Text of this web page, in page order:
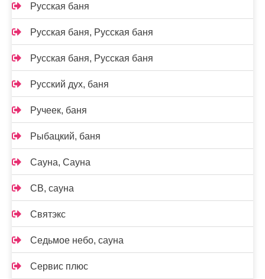
Русская баня
Русская баня, Русская баня
Русская баня, Русская баня
Русский дух, баня
Ручеек, баня
Рыбацкий, баня
Сауна, Сауна
СВ, сауна
Святэкс
Седьмое небо, сауна
Сервис плюс